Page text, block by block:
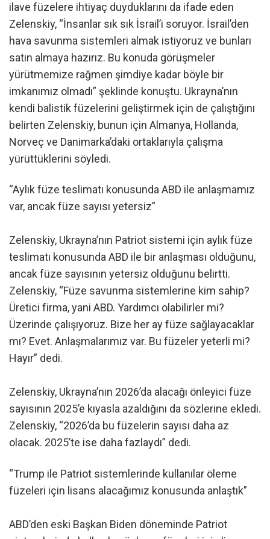
ilave füzelere ihtiyaç duyduklarını da ifade eden
Zelenskiy, “İnsanlar sık sık İsrail’i soruyor. İsrail’den
hava savunma sistemleri almak istiyoruz ve bunları
satın almaya hazırız. Bu konuda görüşmeler
yürütmemize rağmen şimdiye kadar böyle bir
imkanımız olmadı” şeklinde konuştu. Ukrayna’nın
kendi balistik füzelerini geliştirmek için de çalıştığını
belirten Zelenskiy, bunun için Almanya, Hollanda,
Norveç ve Danimarka’daki ortaklarıyla çalışma
yürüttüklerini söyledi.
“Aylık füze teslimatı konusunda ABD ile anlaşmamız
var, ancak füze sayısı yetersiz”
Zelenskiy, Ukrayna’nın Patriot sistemi için aylık füze
teslimatı konusunda ABD ile bir anlaşması olduğunu,
ancak füze sayısının yetersiz olduğunu belirtti.
Zelenskiy, “Füze savunma sistemlerine kim sahip?
Üretici firma, yani ABD. Yardımcı olabilirler mi?
Üzerinde çalışıyoruz. Bize her ay füze sağlayacaklar
mı? Evet. Anlaşmalarımız var. Bu füzeler yeterli mi?
Hayır” dedi.
Zelenskiy, Ukrayna’nın 2026’da alacağı önleyici füze
sayısının 2025’e kıyasla azaldığını da sözlerine ekledi.
Zelenskiy, “2026’da bu füzelerin sayısı daha az
olacak. 2025’te ise daha fazlaydı” dedi.
“Trump ile Patriot sistemlerinde kullanılar öleme
füzeleri için lisans alacağımız konusunda anlaştık”
ABD’den eski Başkan Biden döneminde Patriot